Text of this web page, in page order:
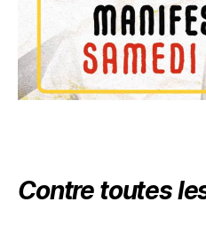
Contre toutes